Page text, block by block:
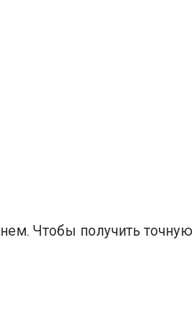
Чтобы получить